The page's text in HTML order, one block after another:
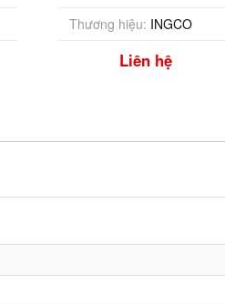
Thương hiệu: INGCO
Liên hệ